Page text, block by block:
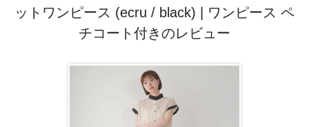
ットワンピース (ecru / black) | ワンピース ペ
チコート付きのレビュー